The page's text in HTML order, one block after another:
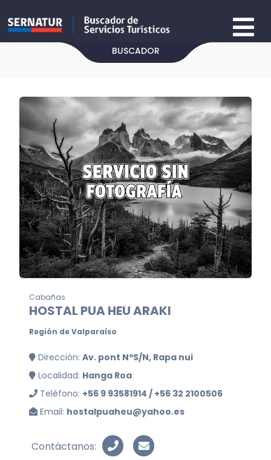
BUSCADOR
Cabañas
HOSTAL PUA HEU ARAKI
Región de Valparaíso
Dirección: Av. pont NºS/N, Rapa nui
Localidad: Hanga Roa
Teléfono: +56 9 93581914 / +56 32 2100506
Email: hostalpuaheu@yahoo.es
Contáctanos: